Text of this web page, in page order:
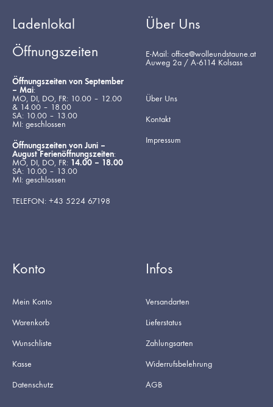
Ladenlokal
Öffnungszeiten
Öffnungszeiten von September
– Mai:
MO, DI, DO, FR: 10.00 – 12.00
& 14.00 – 18.00
SA: 10.00 – 13.00
MI: geschlossen
Öffnungszeiten von Juni –
August Ferienöffnungszeiten:
MO, DI, DO, FR: 14.00 – 18.00
SA: 10.00 – 13.00
MI: geschlossen
TELEFON: +43 5224 67198
Über Uns
E-Mail: office@wolleundstaune.at
Auweg 2a / A-6114 Kolsass
Über Uns
Kontakt
Impressum
Konto
Mein Konto
Warenkorb
Wunschliste
Kasse
Datenschutz
Infos
Versandarten
Lieferstatus
Zahlungsarten
Widerrufsbelehrung
AGB